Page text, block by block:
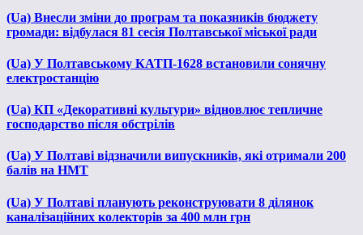
(Ua) Внесли зміни до програм та показників бюджету
громади: відбулася 81 сесія Полтавської міської ради
(Ua) У Полтавському КАТП-1628 встановили сонячну
електростанцію
(Ua) КП «Декоративні культури» відновлює тепличне
господарство після обстрілів
(Ua) У Полтаві відзначили випускників, які отримали 200
балів на НМТ
(Ua) У Полтаві планують реконструювати 8 ділянок
каналізаційних колекторів за 400 млн грн